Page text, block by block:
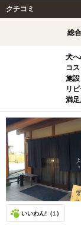
クチコミ
総
犬
コ
施
リ
満足
いいわん!（1）